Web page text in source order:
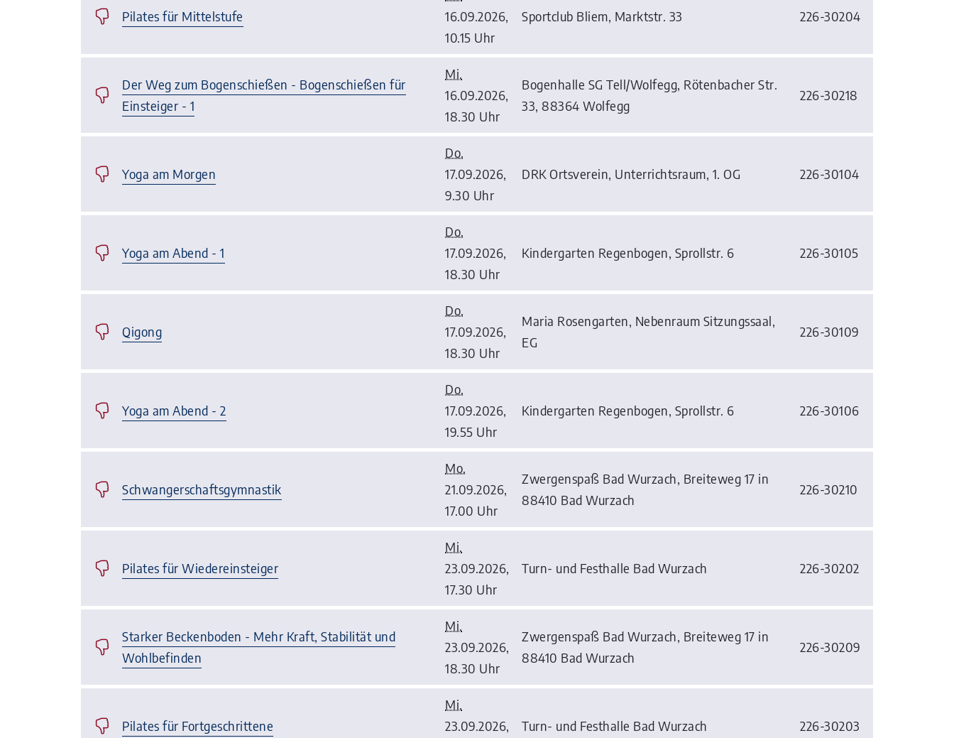
Pilates für Mittelstufe
16.09.2026,
10.15 Uhr
Sportclub Bliem, Marktstr. 33 226-30204
Der Weg zum Bogenschießen - Bogenschießen für
Einsteiger - 1
Mi.
16.09.2026,
18.30 Uhr
Bogenhalle SG Tell/Wolfegg, Rötenbacher Str.
33, 88364 Wolfegg
226-30218
Yoga am Morgen
Do.
17.09.2026,
9.30 Uhr
DRK Ortsverein, Unterrichtsraum, 1. OG 226-30104
Yoga am Abend - 1
Do.
17.09.2026,
18.30 Uhr
Kindergarten Regenbogen, Sprollstr. 6 226-30105
Qigong
Do.
17.09.2026,
18.30 Uhr
Maria Rosengarten, Nebenraum Sitzungssaal,
EG
226-30109
Yoga am Abend - 2
Do.
17.09.2026,
19.55 Uhr
Kindergarten Regenbogen, Sprollstr. 6 226-30106
Schwangerschaftsgymnastik
Mo.
21.09.2026,
17.00 Uhr
Zwergenspaß Bad Wurzach, Breiteweg 17 in
88410 Bad Wurzach
226-30210
Pilates für Wiedereinsteiger
Mi.
23.09.2026,
17.30 Uhr
Turn- und Festhalle Bad Wurzach 226-30202
Starker Beckenboden - Mehr Kraft, Stabilität und
Wohlbefinden
Mi.
23.09.2026,
18.30 Uhr
Zwergenspaß Bad Wurzach, Breiteweg 17 in
88410 Bad Wurzach
226-30209
Pilates für Fortgeschrittene
Mi.
23.09.2026,
Turn- und Festhalle Bad Wurzach 226-30203